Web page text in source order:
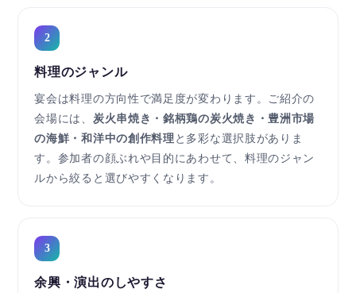
2
料理のジャンル
宴会は料理の方向性で満足度が変わります。ご紹介の
会場には、 炭火串焼き・銘柄鶏の炭火焼き・豊洲市場
の海鮮・和洋中の創作料理 と多彩な選択肢がありま
す。参加者の顔ぶれや目的にあわせて、料理のジャン
ルから絞ると選びやすくなります。
3
余興・演出のしやすさ